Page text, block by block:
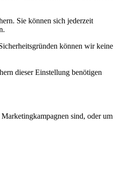
Sie können sich jederzeit
können wir keine
dieser Einstellung benötigen
sind, oder um